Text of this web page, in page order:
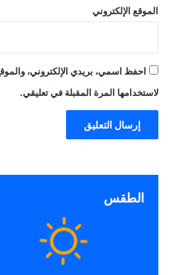
الموقع الإلكتروني
احفظ اسمي، بريدي الإلكتروني،
لاستخدامها المرة المقبلة في تعليقي.
الطقس